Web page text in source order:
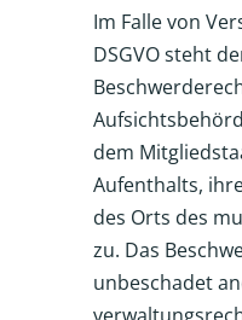
Im Falle von
DSGVO steht
dem
Aufenthalts,
des Orts des
zu. Das
unbeschadet